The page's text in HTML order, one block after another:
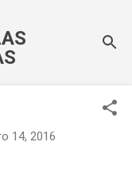
14, 2016